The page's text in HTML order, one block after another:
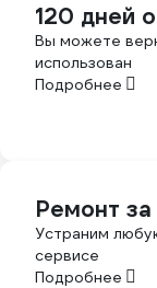
120 дней
Вы можете
использован
Подробнее
Ремонт
Устраним
сервисе
Подробнее